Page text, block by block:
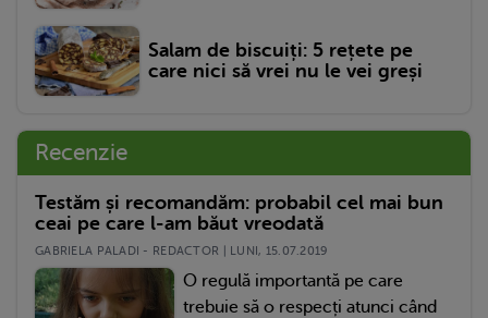
Salam de biscuiți: 5 rețete pe
care nici să vrei nu le vei greși
Recenzie
Testăm și recomandăm: probabil cel mai bun
ceai pe care l-am băut vreodată
GABRIELA PALADI - REDACTOR | LUNI, 15.07.2019
O regulă importantă pe care
trebuie să o respecți atunci când